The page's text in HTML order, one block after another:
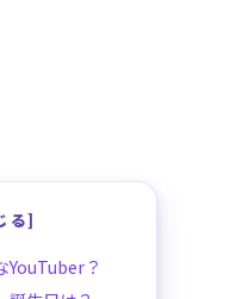
YouTuber？